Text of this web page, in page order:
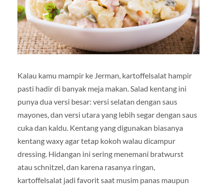
Kalau kamu mampir ke Jerman, kartoffelsalat hampir
pasti hadir di banyak meja makan. Salad kentang ini
punya dua versi besar: versi selatan dengan saus
mayones, dan versi utara yang lebih segar dengan saus
cuka dan kaldu. Kentang yang digunakan biasanya
kentang waxy agar tetap kokoh walau dicampur
dressing. Hidangan ini sering menemani bratwurst
atau schnitzel, dan karena rasanya ringan,
kartoffelsalat jadi favorit saat musim panas maupun